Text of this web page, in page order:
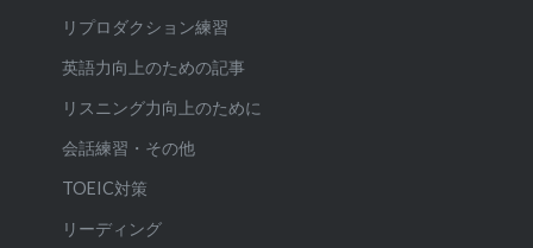
リプロダクション練習
英語力向上のための記事
リスニング力向上のために
会話練習・その他
TOEIC対策
リーディング